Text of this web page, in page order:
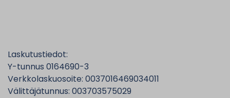
Laskutustiedot:
Y-tunnus 0164690-3
Verkkolaskuosoite: 0037016469034011
Välittäjätunnus: 003703575029